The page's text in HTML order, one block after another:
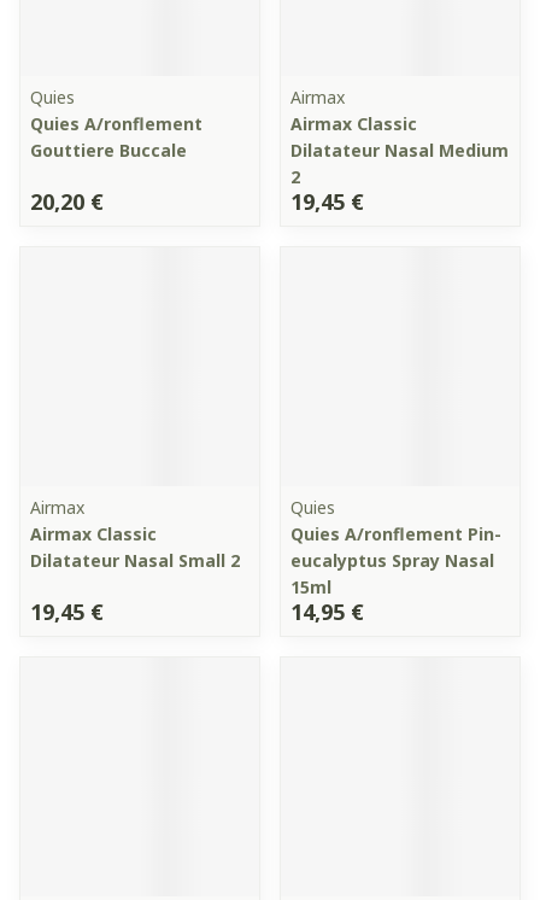
Quies
Quies A/ronflement
Gouttiere Buccale
20,20 €
Airmax
Airmax Classic
Dilatateur Nasal Medium
2
19,45 €
Airmax
Airmax Classic
Dilatateur Nasal Small 2
19,45 €
Quies
Quies A/ronflement Pin-
eucalyptus Spray Nasal
15ml
14,95 €